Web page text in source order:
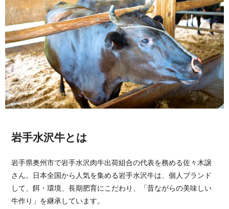
岩手水沢牛とは
岩手県奥州市で岩手水沢肉牛出荷組合の代表を務める佐々木譲
さん。日本全国から人気を集める岩手水沢牛は、個人ブランド
して、餌・環境、長期肥育にこだわり、「昔ながらの美味しい
牛作り」を継承しています。